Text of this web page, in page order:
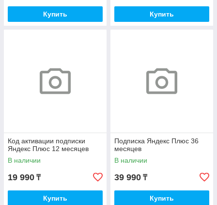
Купить Купить
Код активации подписки
Яндекс Плюс 12 месяцев
В наличии
19 990 ₸
Купить
Подписка Яндекс Плюс 36
месяцев
В наличии
39 990 ₸
Купить